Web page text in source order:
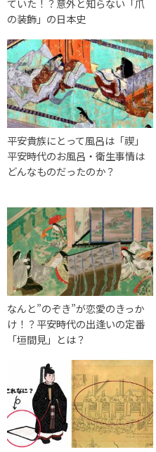
ていた！？意外と知らない「爪
の装飾」の日本史
平安貴族にとって風呂は「禊」
平安時代のお風呂・衛生事情は
どんなものだったのか？
なんと”のぞき”が恋愛のきっか
け！？平安時代の出逢いの定番
「垣間見」とは？